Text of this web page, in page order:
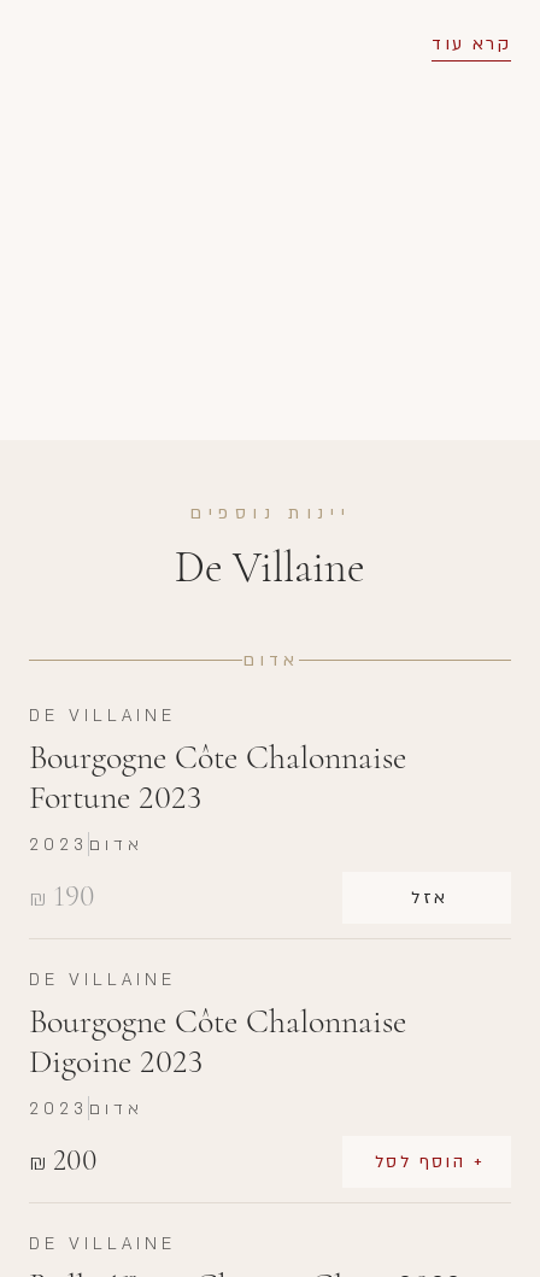
קרא עוד
יינות נוספים
De Villaine
אדום
DE VILLAINE
Bourgogne Côte Chalonnaise
Fortune 2023
₪ 190 אזל
2023 אדום
DE VILLAINE
Bourgogne Côte Chalonnaise
Digoine 2023
₪ 200 + הוסף לסל
2023 אדום
DE VILLAINE